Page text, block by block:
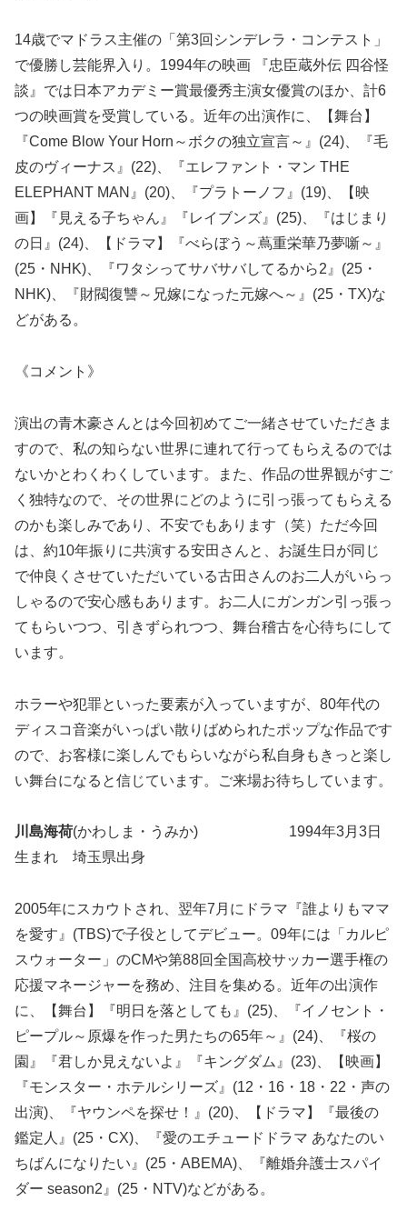
14歳でマドラス主催の「第3回シンデレラ・コンテスト」
で優勝し芸能界入り。1994年の映画 『忠臣蔵外伝 四谷怪
談』では日本アカデミー賞最優秀主演女優賞のほか、計6
つの映画賞を受賞している。近年の出演作に、【舞台】
『Come Blow Your Horn～ボクの独立宣言～』(24)、『毛
皮のヴィーナス』(22)、『エレファント・マン THE
ELEPHANT MAN』(20)、『プラトーノフ』(19)、【映
画】『見える子ちゃん』『レイブンズ』(25)、『はじまり
の日』(24)、【ドラマ】『べらぼう～蔦重栄華乃夢噺～』
(25・NHK)、『ワタシってサバサバしてるから2』(25・
NHK)、『財閥復讐～兄嫁になった元嫁へ～』(25・TX)な
どがある。
《コメント》
演出の青木豪さんとは今回初めてご一緒させていただきま
すので、私の知らない世界に連れて行ってもらえるのでは
ないかとわくわくしています。また、作品の世界観がすご
く独特なので、その世界にどのように引っ張ってもらえる
のかも楽しみであり、不安でもあります（笑）ただ今回
は、約10年振りに共演する安田さんと、お誕生日が同じ
で仲良くさせていただいている古田さんのお二人がいらっ
しゃるので安心感もあります。お二人にガンガン引っ張っ
てもらいつつ、引きずられつつ、舞台稽古を心待ちにして
います。
ホラーや犯罪といった要素が入っていますが、80年代の
ディスコ音楽がいっぱい散りばめられたポップな作品です
ので、お客様に楽しんでもらいながら私自身もきっと楽し
い舞台になると信じています。ご来場お待ちしています。
川島海荷(かわしま・うみか) 1994年3月3日
生まれ 埼玉県出身
2005年にスカウトされ、翌年7月にドラマ『誰よりもママ
を愛す』(TBS)で子役としてデビュー。09年には「カルピ
スウォーター」のCMや第88回全国高校サッカー選手権の
応援マネージャーを務め、注目を集める。近年の出演作
に、【舞台】『明日を落としても』(25)、『イノセント・
ピープル～原爆を作った男たちの65年～』(24)、『桜の
園』『君しか見えないよ』『キングダム』(23)、【映画】
『モンスター・ホテルシリーズ』(12・16・18・22・声の
出演)、『ヤウンペを探せ！』(20)、【ドラマ】『最後の
鑑定人』(25・CX)、『愛のエチュードドラマ あなたのい
ちばんになりたい』(25・ABEMA)、『離婚弁護士スパイ
ダー season2』(25・NTV)などがある。